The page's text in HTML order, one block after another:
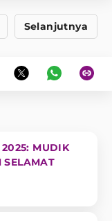
Selanjutnya
MUDIK
SELAMAT